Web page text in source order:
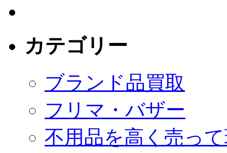
カテゴリー
ブランド品買取
フリマ・バザー
不用品を高く売っ